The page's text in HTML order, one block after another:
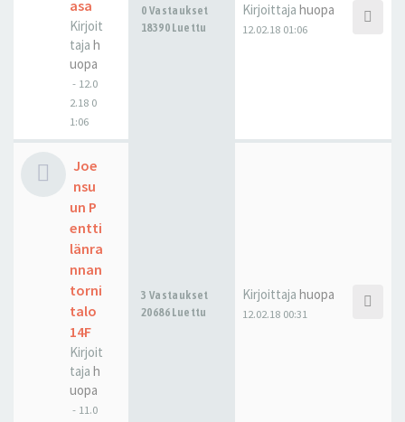
asa
Kirjoit
taja h
uopa
- 12.0
2.18 0
1:06
0 Vastaukset
18390 Luettu
Kirjoittaja huopa
12.02.18 01:06
Joe
nsu
un P
entti
länra
nnan
torni
talo
14F
Kirjoit
taja h
uopa
- 11.0
3 Vastaukset
20686 Luettu
Kirjoittaja huopa
12.02.18 00:31